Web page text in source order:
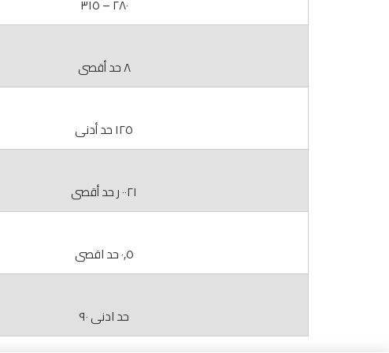
٢٨٠ – ٣١٥
٨ حد أقصى
١٢٥ حد أدنى
٠٠٢١ ر حد أقصى
٠,٥ حد اقصى
حد ادنى ٩٠